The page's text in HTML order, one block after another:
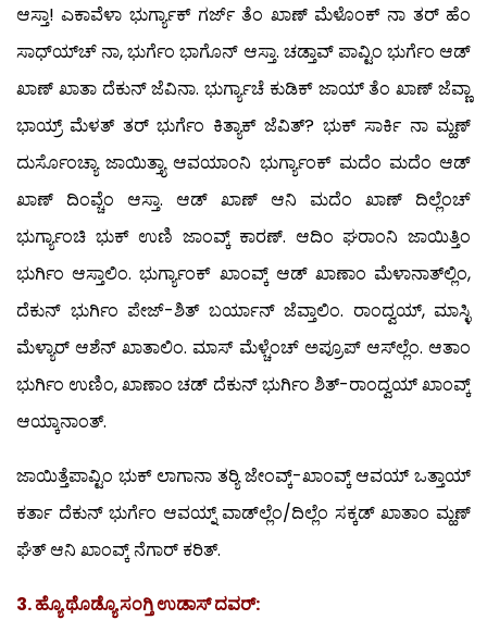
ಆಸ್ತಾ! ಎಕಾವೆಳಾ ಭುರ್ಗ್ಯಾಕ್ ಗರ್ಜ್ ತೆಂ ಖಾಣ್ ಮೆಳೊಂಕ್ ನಾ ತರ್ ಹೆಂ
ಸಾಧ್ಯ್‍ಚ್ ನಾ, ಭುರ್ಗೆಂ ಭಾಗೊನ್ ಆಸ್ತಾ. ಚಡ್ತಾವ್ ಪಾವ್ಟಿಂ ಭುರ್ಗೆಂ ಆಡ್
ಖಾಣ್ ಖಾತಾ ದೆಕುನ್ ಜೆವಿನಾ. ಭುರ್ಗ್ಯಾಚೆ ಕುಡಿಕ್ ಜಾಯ್ ತೆಂ ಖಾಣ್ ಜೆವ್ಣಾ
ಭಾಯ್ರ್ ಮೆಳತ್ ತರ್ ಭುರ್ಗೆಂ ಕಿತ್ಯಾಕ್ ಜೆವಿತ್? ಭುಕ್ ಸಾರ್ಕಿ ನಾ ಮ್ಹಣ್
ದುರ್ಸೊಂಚ್ಯಾ ಜಾಯಿತ್ತ್ಯಾ ಆವಯಾಂನಿ ಭುರ್ಗ್ಯಾಂಕ್ ಮದೆಂ ಮದೆಂ ಆಡ್
ಖಾಣ್ ದಿಂವ್ಚೆಂ ಆಸ್ತಾ. ಆಡ್ ಖಾಣ್ ಆನಿ ಮದೆಂ ಖಾಣ್ ದಿಲ್ಲೆಂಚ್
ಭುರ್ಗ್ಯಾಂಚಿ ಭುಕ್ ಉಣಿ ಜಾಂವ್ಕ್ ಕಾರಣ್. ಆದಿಂ ಘರಾಂನಿ ಜಾಯಿತ್ತಿಂ
ಭುರ್ಗಿಂ ಆಸ್ತಾಲಿಂ. ಭುರ್ಗ್ಯಾಂಕ್ ಖಾಂವ್ಕ್ ಆಡ್ ಖಾಣಾಂ ಮೆಳಾನಾತ್‍ಲ್ಲಿಂ,
ದೆಕುನ್ ಭುರ್ಗಿಂ ಪೇಜ್-ಶಿತ್ ಬರ್ಯಾನ್ ಜೆವ್ತಾಲಿಂ. ರಾಂದ್ವಯ್, ಮಾಸ್ಳಿ
ಮೆಳ್ಯಾರ್ ಆಶೆನ್ ಖಾತಾಲಿಂ. ಮಾಸ್ ಮೆಳ್ಚೆಂಚ್ ಅಪ್ರೂಪ್ ಆಸ್‍ಲ್ಲೆಂ. ಆತಾಂ
ಭುರ್ಗಿಂ ಉಣಿಂ, ಖಾಣಾಂ ಚಡ್ ದೆಕುನ್ ಭುರ್ಗಿಂ ಶಿತ್-ರಾಂದ್ವಯ್ ಖಾಂವ್ಕ್
ಆಯ್ಕಾನಾಂತ್.
ಜಾಯಿತ್ತೆಪಾವ್ಟಿಂ ಭುಕ್ ಲಾಗಾನಾ ತರ್‍ಯಿ ಜೇಂವ್ಕ್-ಖಾಂವ್ಕ್ ಆವಯ್ ಒತ್ತಾಯ್
ಕರ್ತಾ ದೆಕುನ್ ಭುರ್ಗೆಂ ಆವಯ್ನ್ ವಾಡ್‍ಲ್ಲೆಂ/ದಿಲ್ಲೆಂ ಸಕ್ಕಡ್ ಖಾತಾಂ ಮ್ಹಣ್
ಘೆತ್ ಆನಿ ಖಾಂವ್ಕ್ ನೆಗಾರ್ ಕರಿತ್.
3. ಹ್ಯೊ ಥೊಡ್ಯೊ ಸಂಗ್ತಿ ಉಡಾಸ್ ದವರ್: